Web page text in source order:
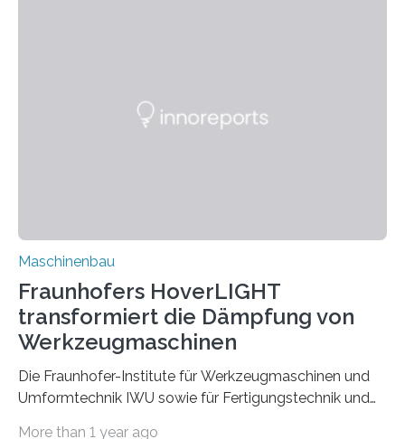
Durch den verstärkten Einsatz von Rezyklaten
Maschinenbau
Fraunhofers HoverLIGHT
transformiert die Dämpfung von
Werkzeugmaschinen
Die Fraunhofer-Institute für Werkzeugmaschinen und
Umformtechnik IWU sowie für Fertigungstechnik und
More than 1 year ago